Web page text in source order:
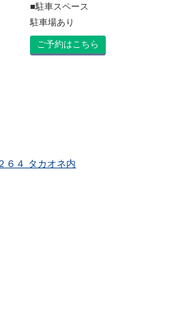
■駐車スペース
駐車場あり
ご予約はこちら
６４ タカオネ内